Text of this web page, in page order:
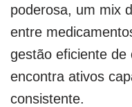
poderosa, um mix
entre
gestão eficiente de
encontra ativos
consistente.